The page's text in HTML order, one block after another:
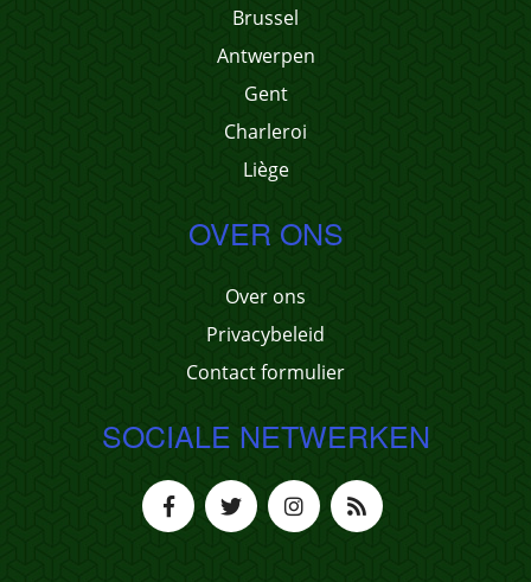
Brussel
Antwerpen
Gent
Charleroi
Liège
OVER ONS
Over ons
Privacybeleid
Contact formulier
SOCIALE NETWERKEN